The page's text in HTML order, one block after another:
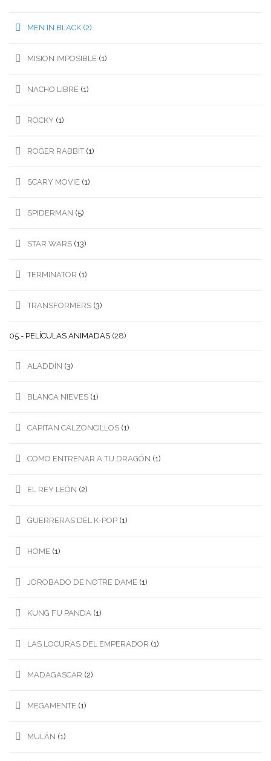
MEN IN BLACK (2)
MISION IMPOSIBLE (1)
NACHO LIBRE (1)
ROCKY (1)
ROGER RABBIT (1)
SCARY MOVIE (1)
SPIDERMAN (5)
STAR WARS (13)
TERMINATOR (1)
TRANSFORMERS (3)
05.- PELÍCULAS ANIMADAS (28)
ALADDÍN (3)
BLANCA NIEVES (1)
CAPITAN CALZONCILLOS (1)
COMO ENTRENAR A TU DRAGÓN (1)
EL REY LEÓN (2)
GUERRERAS DEL K-POP (1)
HOME (1)
JOROBADO DE NOTRE DAME (1)
KUNG FU PANDA (1)
LAS LOCURAS DEL EMPERADOR (1)
MADAGASCAR (2)
MEGAMENTE (1)
MULÁN (1)